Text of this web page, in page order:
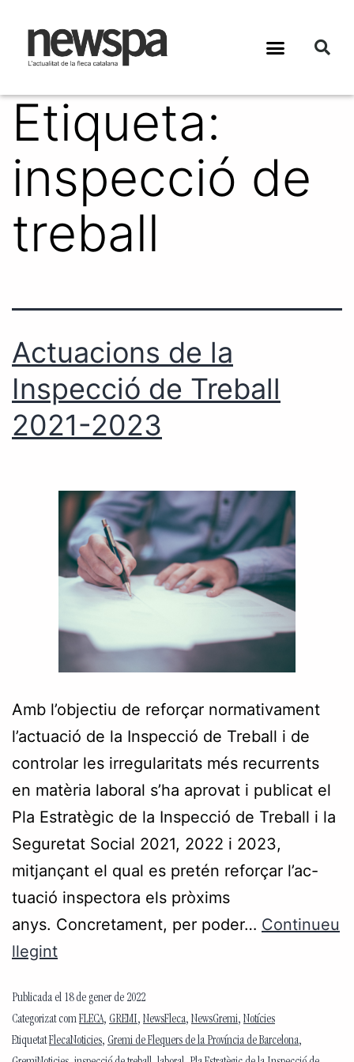
Etiqueta:
inspecció de
treball
Actuacions de la
Inspecció de Treball
2021-2023
Amb l’objectiu de reforçar normativament
l’actuació de la Inspecció de Treball i de
controlar les irregularitats més recurrents
en matèria laboral s’ha aprovat i publicat el
Pla Estratègic de la Inspecció de Treball i la
Seguretat Social 2021, 2022 i 2023,
mitjançant el qual es pretén reforçar l’ac-
tuació inspectora els pròxims
anys. Concretament, per poder… Continueu
llegint
Publicada el 18 de gener de 2022
Categorizat comFLECA, GREMI, NewsFleca, NewsGremi, Notícies
EtiquetatFlecaNoticies, Gremi de Flequers de la Província de Barcelona,